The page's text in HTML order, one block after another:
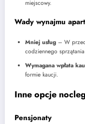
miejscowy.
Wady wynajmu
Mniej usług – W
codziennego
Wymagana wpłata
formie kaucji.
Inne opcje
Pensjonaty